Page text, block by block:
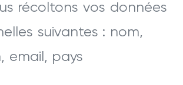
récoltons vos données
suivantes : nom,
email, pays